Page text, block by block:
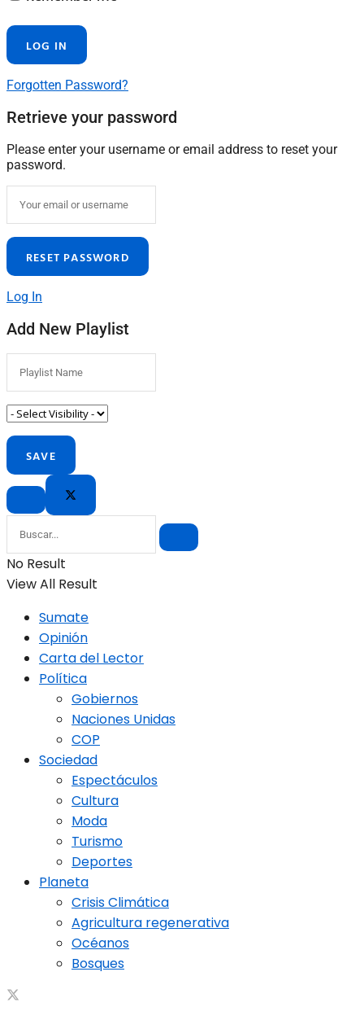
Forgotten Password?
Retrieve your password
Please enter your username or email address to reset your
password.
Log In
Add New Playlist
No Result
View All Result
Sumate
Opinión
Carta del Lector
Política
Gobiernos
Naciones Unidas
COP
Sociedad
Espectáculos
Cultura
Moda
Turismo
Deportes
Planeta
Crisis Climática
Agricultura regenerativa
Océanos
Bosques